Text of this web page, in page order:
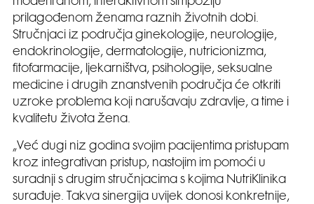
moderiranom, interaktivnom simpoziju
prilagođenom ženama raznih životnih dobi.
Stručnjaci iz područja ginekologije, neurologije,
endokrinologije, dermatologije, nutricionizma,
fitofarmacije, ljekarništva, psihologije, seksualne
medicine i drugih znanstvenih područja će otkriti
uzroke problema koji narušavaju zdravlje, a time i
kvalitetu života žena.
„Već dugi niz godina svojim pacijentima pristupam
kroz integrativan pristup, nastojim im pomoći u
suradnji s drugim stručnjacima s kojima NutriKlinika
surađuje. Takva sinergija uvijek donosi konkretnije,